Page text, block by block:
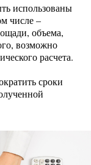
использованы
числе –
объема,
возможно
расчета.
сроки